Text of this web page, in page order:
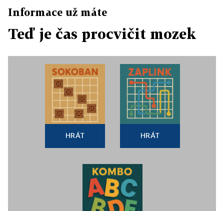
Informace už máte
Teď je čas procvičit mozek
HRÁT HRÁT